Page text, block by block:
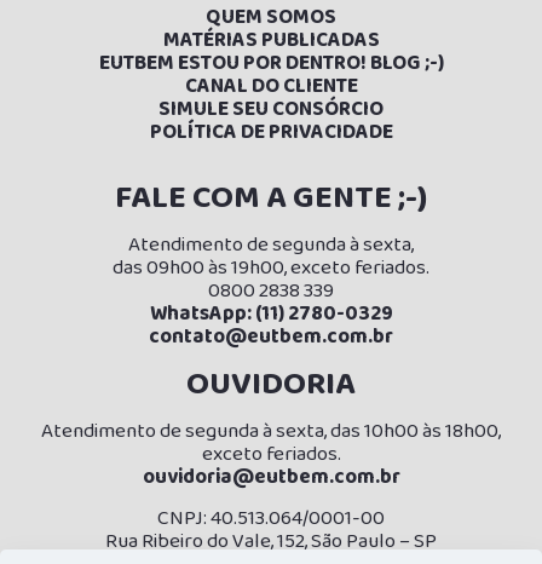
QUEM SOMOS
MATÉRIAS PUBLICADAS
EUTBEM ESTOU POR DENTRO! BLOG ;-)
CANAL DO CLIENTE
SIMULE SEU CONSÓRCIO
POLÍTICA DE PRIVACIDADE
FALE COM A GENTE ;-)
Atendimento de segunda à sexta,
das 09h00 às 19h00, exceto feriados.
0800 2838 339
WhatsApp: (11) 2780-0329
contato@eutbem.com.br
OUVIDORIA
Atendimento de segunda à sexta, das 10h00 às 18h00,
exceto feriados.
ouvidoria@eutbem.com.br
CNPJ: 40.513.064/0001-00
Rua Ribeiro do Vale, 152, São Paulo – SP